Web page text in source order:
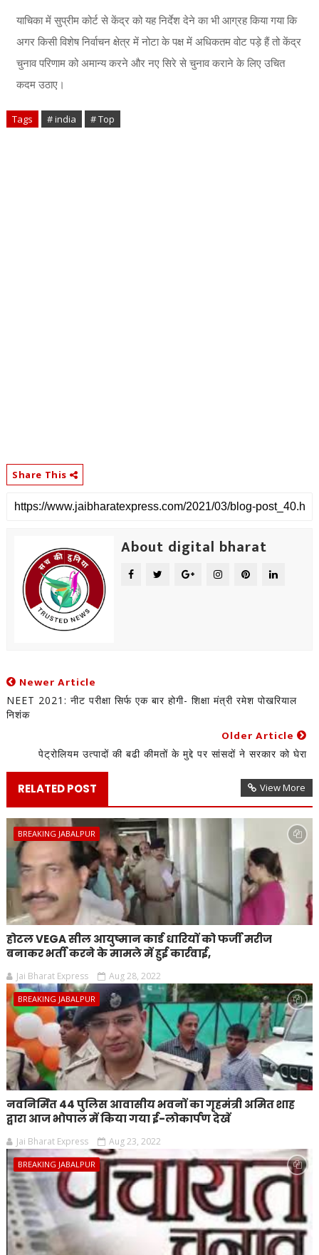
याचिका में सुप्रीम कोर्ट से केंद्र को यह निर्देश देने का भी आग्रह किया गया कि
अगर किसी विशेष निर्वाचन क्षेत्र में नोटा के पक्ष में अधिकतम वोट पड़े हैं तो केंद्र
चुनाव परिणाम को अमान्य करने और नए सिरे से चुनाव कराने के लिए उचित
कदम उठाए।
Tags # india # Top
Share This
About digital bharat
Newer Article
NEET 2021: नीट परीक्षा सिर्फ एक बार होगी- शिक्षा मंत्री रमेश पोखरियाल
निशंक
Older Article
पेट्रोलियम उत्पादों की बढी कीमतों के मुद्दे पर सांसदों ने सरकार को घेरा
RELATED POST View More
BREAKING JABALPUR
होटल VEGA सील आयुष्मान कार्ड धारियों को फर्जी मरीज
बनाकर भर्ती करने के मामले में हुई कार्रवाई,
Jai Bharat Express Aug 28, 2022
BREAKING JABALPUR
नवनिर्मित 44 पुलिस आवासीय भवनों का गृहमंत्री अमित शाह
द्वारा आज भोपाल में किया गया ई-लोकार्पण देखें
Jai Bharat Express Aug 23, 2022
BREAKING JABALPUR